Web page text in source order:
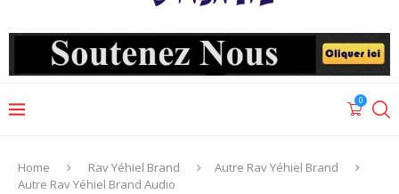
0
Home Rav Yéhiel Brand
Autre Rav Yéhiel Brand
Autre Rav Yéhiel Brand Audio